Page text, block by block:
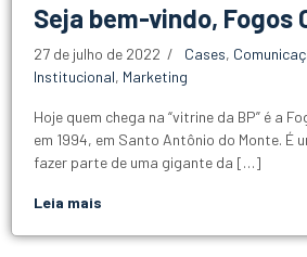
Seja bem-vindo, Fogos
27 de julho de 2022 Cases,
Institucional, Marketing
Hoje quem chega na “vitrine da BP” é a
em 1994, em Santo Antônio do Monte. É
fazer parte de uma gigante da […]
Leia mais